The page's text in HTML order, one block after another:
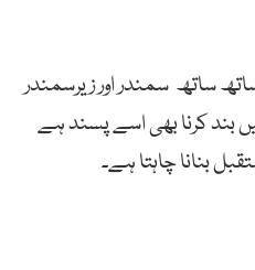
ساتھ سمندر اور زیرسمندر
بند کرنا بھی اسے پسند ہے
بنانا چاہتا ہے۔